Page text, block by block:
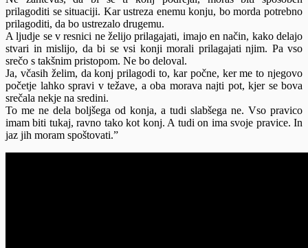
prilagoditi se situaciji. Kar ustreza enemu konju, bo morda potrebno
prilagoditi, da bo ustrezalo drugemu.
A ljudje se v resnici ne želijo prilagajati, imajo en način, kako delajo
stvari in mislijo, da bi se vsi konji morali prilagajati njim. Pa vso
srečo s takšnim pristopom. Ne bo deloval.
Ja, včasih želim, da konj prilagodi to, kar počne, ker me to njegovo
početje lahko spravi v težave, a oba morava najti pot, kjer se bova
srečala nekje na sredini.
To me ne dela boljšega od konja, a tudi slabšega ne. Vso pravico
imam biti tukaj, ravno tako kot konj. A tudi on ima svoje pravice. In
jaz jih moram spoštovati.”